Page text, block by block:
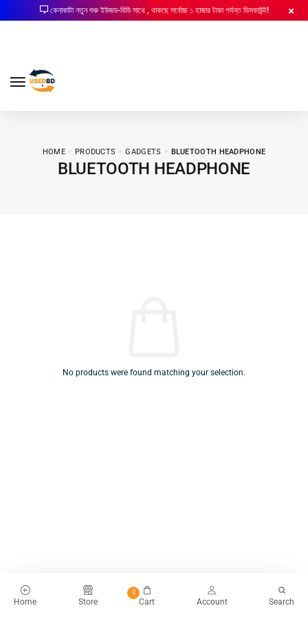
কেনাকাটা নতুন শুরু ইউজড-বিডি সাথে , থাকছে সর্বোচ্চ ১ হাজার টাকা পর্যন্ত ডিসকাউন্ট!
HOME PRODUCTS GADGETS BLUETOOTH HEADPHONE
BLUETOOTH HEADPHONE
No products were found matching your selection.
Home Store
0
Cart Account Search